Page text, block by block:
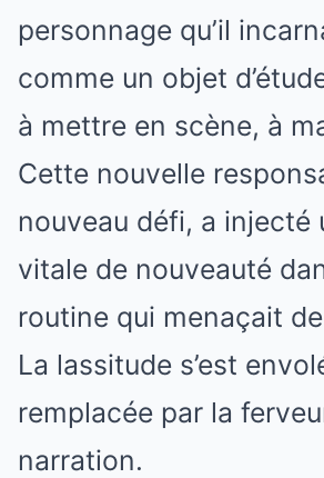
personnage qu’il
comme un objet
à mettre en scène, à
Cette nouvelle
nouveau défi, a injecté
vitale de nouveauté
routine qui menaçait de
La lassitude s’est
remplacée par la
narration.